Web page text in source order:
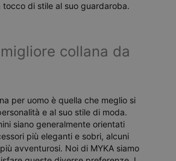
di stile al suo guardaroba.
collana da
per uomo è quella che meglio si
e al suo stile di moda.
siano generalmente orientati
più eleganti e sobri, alcuni
avventurosi. Noi di MYKA siamo